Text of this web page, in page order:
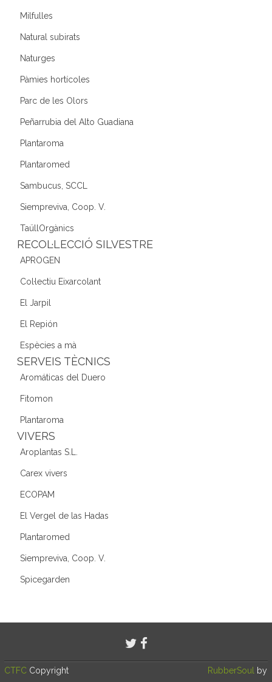
Milfulles
Natural subirats
Naturges
Pàmies hortícoles
Parc de les Olors
Peñarrubia del Alto Guadiana
Plantaroma
Plantaromed
Sambucus, SCCL
Siempreviva, Coop. V.
TaüllOrgànics
RECOL·LECCIÓ SILVESTRE
APROGEN
Col·lectiu Eixarcolant
El Jarpil
El Repión
Espècies a mà
SERVEIS TÈCNICS
Aromáticas del Duero
Fitomon
Plantaroma
VIVERS
Aroplantas S.L.
Carex vivers
ECOPAM
El Vergel de las Hadas
Plantaromed
Siempreviva, Coop. V.
Spicegarden
CTFC Copyright RubberSoul by